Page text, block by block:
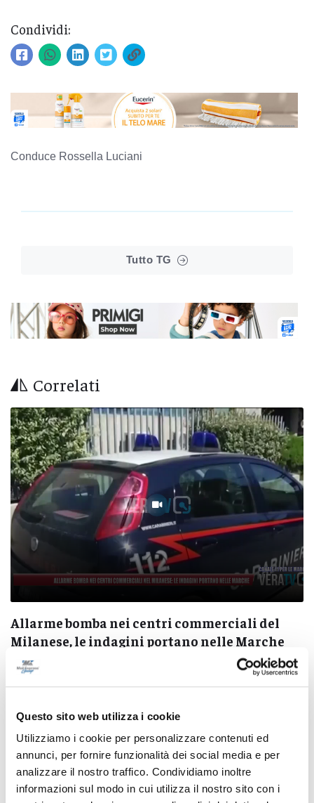
Questo sito web utilizza i cookie
Utilizziamo i cookie per personalizzare contenuti ed
annunci, per fornire funzionalità dei social media e per
analizzare il nostro traffico. Condividiamo inoltre
informazioni sul modo in cui utilizza il nostro sito con i
Condividi:
Conduce Rossella Luciani
Tutto TG
Correlati
del
Calcio Serie B - Ascoli, Damiani
2028
Pubblicità